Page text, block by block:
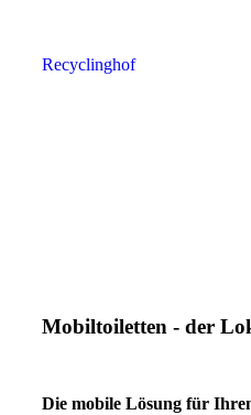
Recyclinghof
Mobiltoiletten - der
Die mobile Lösung für